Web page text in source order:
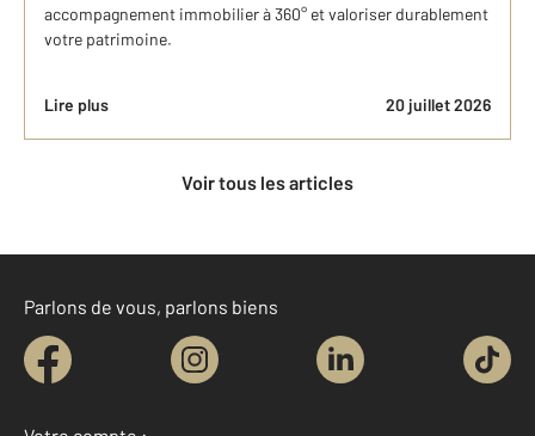
accompagnement immobilier à 360° et valoriser durablement
votre patrimoine.
Lire plus 20 juillet 2026
Voir tous les articles
Parlons de vous, parlons biens